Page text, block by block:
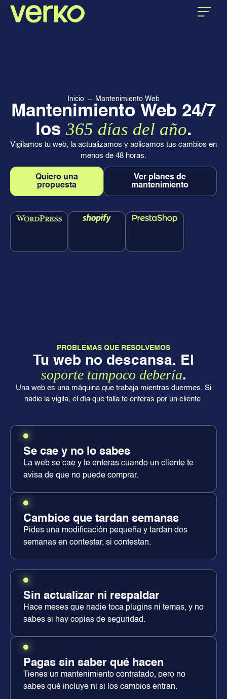
Inicio → Mantenimiento Web
Mantenimiento Web 24/7
los 365 días del año.
Vigilamos tu web, la actualizamos y aplicamos tus cambios en
menos de 48 horas.
Quiero una
propuesta
Ver planes de
mantenimiento
PROBLEMAS QUE RESOLVEMOS
Tu web no descansa. El
soporte tampoco debería.
Una web es una máquina que trabaja mientras duermes. Si
nadie la vigila, el día que falla te enteras por un cliente.
Se cae y no lo sabes
La web se cae y te enteras cuando un cliente te
avisa de que no puede comprar.
Cambios que tardan semanas
Pides una modificación pequeña y tardan dos
semanas en contestar, si contestan.
Sin actualizar ni respaldar
Hace meses que nadie toca plugins ni temas, y no
sabes si hay copias de seguridad.
Pagas sin saber qué hacen
Tienes un mantenimiento contratado, pero no
sabes qué incluye ni si los cambios entran.